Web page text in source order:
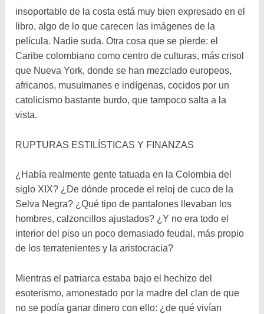
insoportable de la costa está muy bien expresado en el
libro, algo de lo que carecen las imágenes de la
película. Nadie suda. Otra cosa que se pierde: el
Caribe colombiano como centro de culturas, más crisol
que Nueva York, donde se han mezclado europeos,
africanos, musulmanes e indígenas, cocidos por un
catolicismo bastante burdo, que tampoco salta a la
vista.
RUPTURAS ESTILÍSTICAS Y FINANZAS
¿Había realmente gente tatuada en la Colombia del
siglo XIX? ¿De dónde procede el reloj de cuco de la
Selva Negra? ¿Qué tipo de pantalones llevaban los
hombres, calzoncillos ajustados? ¿Y no era todo el
interior del piso un poco demasiado feudal, más propio
de los terratenientes y la aristocracia?
Mientras el patriarca estaba bajo el hechizo del
esoterismo, amonestado por la madre del clan de que
no se podía ganar dinero con ello: ¿de qué vivían